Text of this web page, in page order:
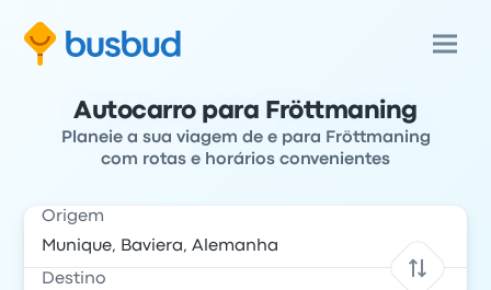
Autocarro para Fröttmaning
Planeie a sua viagem de e para Fröttmaning
com rotas e horários convenientes
Origem
Destino